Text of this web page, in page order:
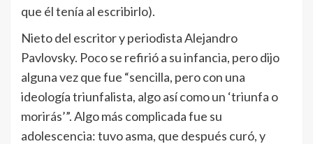
que él tenía al escribirlo).
Nieto del escritor y periodista Alejandro
Pavlovsky. Poco se refirió a su infancia, pero dijo
alguna vez que fue “sencilla, pero con una
ideología triunfalista, algo así como un ‘triunfa o
morirás’”. Algo más complicada fue su
adolescencia: tuvo asma, que después curó, y